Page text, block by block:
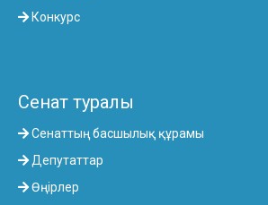
Конкурс
Сенат туралы
Сенаттың басшылық құрамы
Депутаттар
Өңірлер